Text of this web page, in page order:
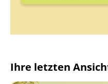
Ihre letzten